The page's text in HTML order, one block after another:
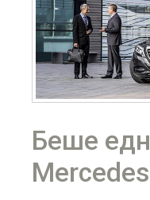
Беше